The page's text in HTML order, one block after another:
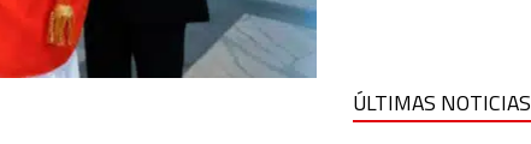
ÚLTIMAS NOTICIAS